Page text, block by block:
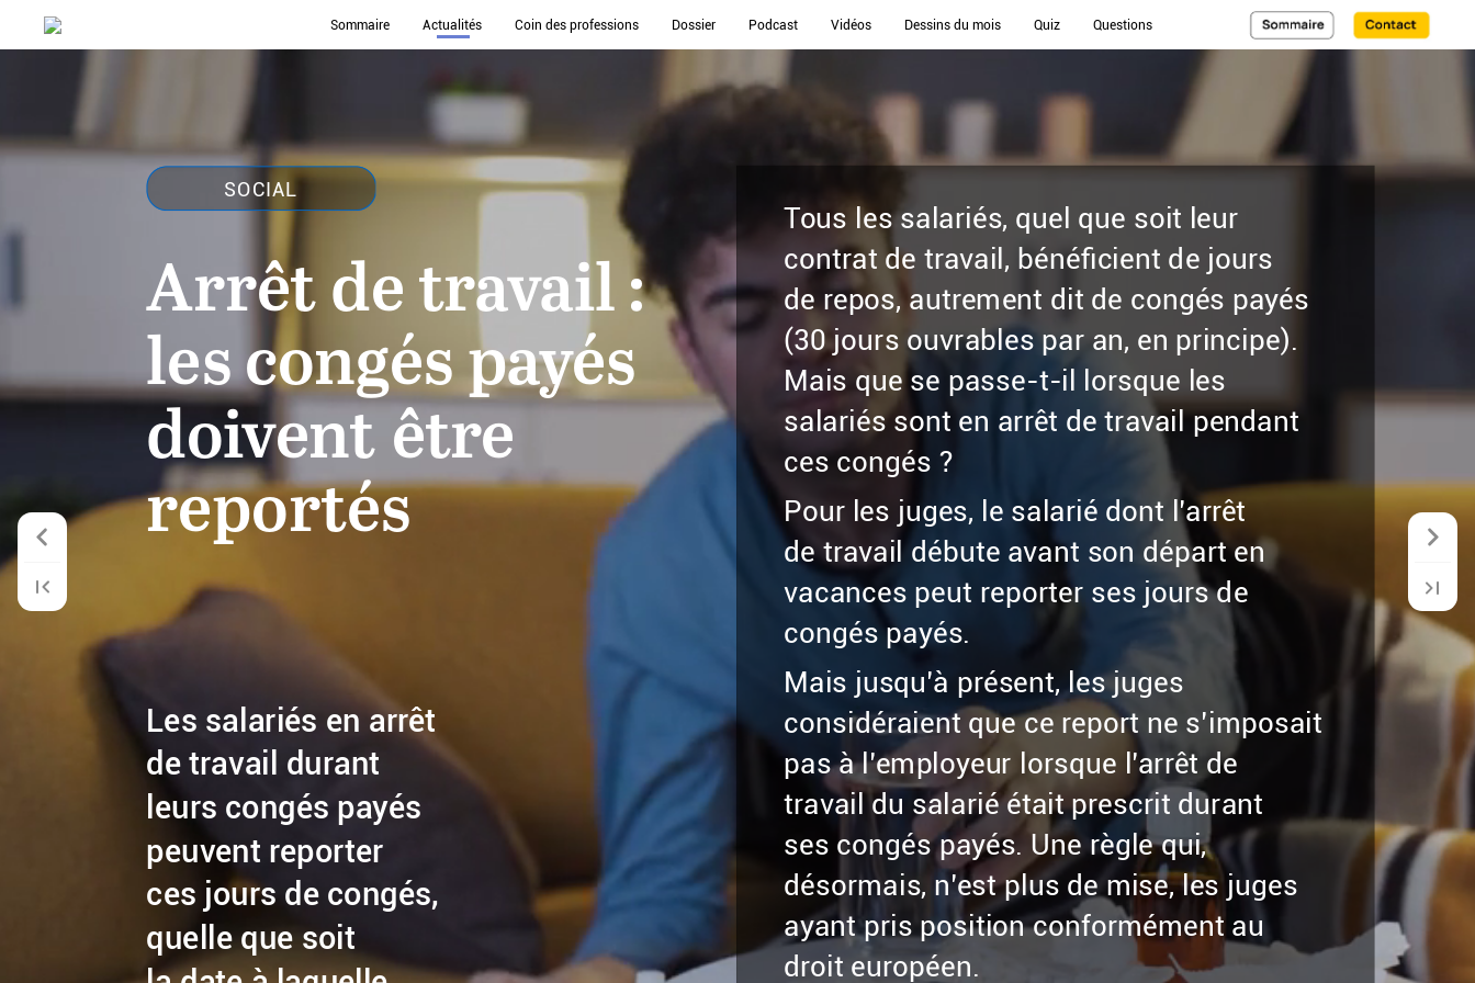
Sommaire Actualités Coin des professions Dossier Podcast Vidéos Dessins du mois Quiz Questions
SOCIAL
Arrêt de travail :
lescongés payés
doivent être
reportés
Les salariés en arrêt
de travail durant
leurs congés payés
peuvent reporter
ces jours de congés,
quelle que soit
Tous les salariés, quel que soit leur
contrat de travail, bénéficient de jours
de repos, autrement dit de congés payés
(30 jours ouvrables par an, en principe).
Mais que se passe-t-il lorsque les
salariés sont en arrêt de travail pendant
ces congés ?
Pour les juges, le salarié dont l’arrêt
de travail débute avant son départ en
vacances peut reporter ses jours de
congés payés.
Mais jusqu’à présent, les juges
considéraient que ce report ne s’imposait
pas à l’employeur lorsque l’arrêt de
travail du salarié était prescrit durant
ses congés payés. Une règle qui,
désormais, n’est plus de mise, les juges
ayant pris position conformément au
droit européen.